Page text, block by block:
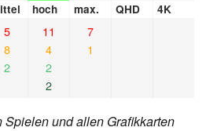
hoch max. QHD 4K
5
8
2
11
4
2
2
7
1
und allen Grafikkarten